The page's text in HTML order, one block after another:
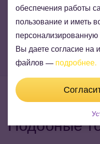
Подобные
обеспечения работы
пользование и иметь
Вы даете согласие на
файлов — подробнее.